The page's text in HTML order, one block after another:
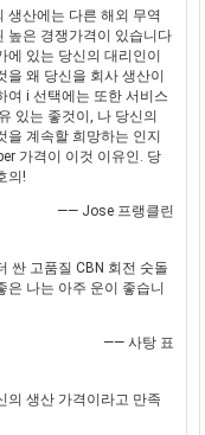
생산에는 다른 해외 무역
높은 경쟁가격이 있습니다
에 있는 당신의 대리인이
을 왜 당신을 회사 생산이
여 i 선택에는 또한 서비스
있는 좋것이, 나 당신의
을 계속할 희망하는 인지
가격이 이것 이유인. 당
의!
—— Jose 프랭클린
싼 고품질 CBN 회전 숫돌
은 나는 아주 운이 좋습니
—— 사탕 표
의 생산 가격이라고 만족